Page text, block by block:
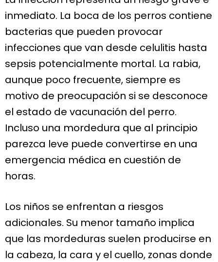
inmediato. La boca de los perros contiene
bacterias que pueden provocar
infecciones que van desde celulitis hasta
sepsis potencialmente mortal. La rabia,
aunque poco frecuente, siempre es
motivo de preocupación si se desconoce
el estado de vacunación del perro.
Incluso una mordedura que al principio
parezca leve puede convertirse en una
emergencia médica en cuestión de
horas.
Los niños se enfrentan a riesgos
adicionales. Su menor tamaño implica
que las mordeduras suelen producirse en
la cabeza, la cara y el cuello, zonas donde